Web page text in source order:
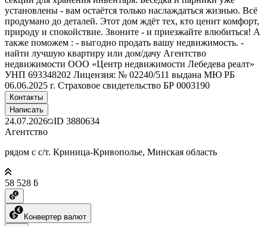
установлены - вам остаётся только наслаждаться жизнью. Всё
продумано до деталей. Этот дом ждёт тех, кто ценит комфорт,
природу и спокойствие. Звоните - и приезжайте влюбиться! А
также поможем : - выгодно продать вашу недвижимость. -
найти лучшую квартиру или дом/дачу Агентство
недвижимости ООО «Центр недвижимости Лебедева реалт»
УНП 693348202 Лицензия: № 02240/511 выдана МЮ РБ
06.06.2025 г. Страховое свидетельство БР 0003190
Контакты
Написать
24.07.2026 ID 3880634
Агентство
рядом с с/т. Криница-Кривополье, Минская область
58 528 ƃ
Конвертер валют